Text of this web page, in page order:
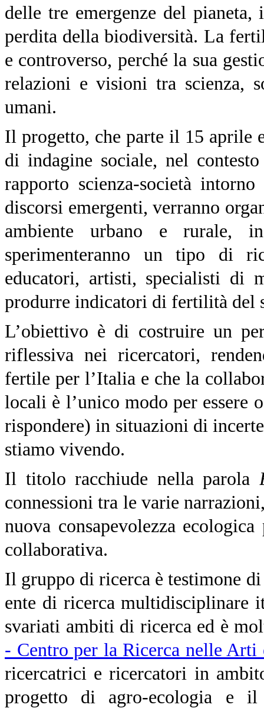
delle tre emergenze del
perdita della biodiversità. La
e controverso, perché la sua
relazioni e visioni tra scienza,
umani.
Il progetto, che parte il 15 aprile
di indagine sociale, nel
rapporto scienza-società
discorsi emergenti, verranno
ambiente urbano e rurale,
sperimenteranno un tipo di
educatori, artisti, specialisti di
produrre indicatori di fertilità del
L’obiettivo è di costruire un
riflessiva nei ricercatori,
fertile per l’Italia e che la
locali è l’unico modo per essere
rispondere) in situazioni di
stiamo vivendo.
Il titolo racchiude nella parola
connessioni tra le varie
nuova consapevolezza
collaborativa.
Il gruppo di ricerca è testimone
ente di ricerca multidisciplinare
svariati ambiti di ricerca ed è
- Centro per la Ricerca nelle Arti
ricercatrici e ricercatori in
progetto di agro-ecologia e